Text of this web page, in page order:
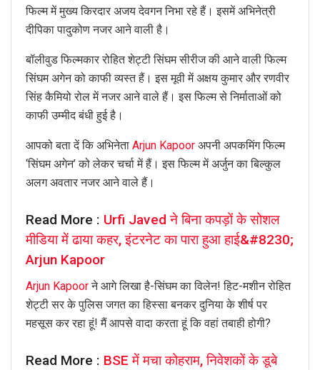
फिल्म में मुख्य किरदार अजय देवगन निभा रहे हैं। इसमें अभिनेत्री
दीपिका पादुकोण नजर आने वाली है।
बॉलीवुड फिल्मकार रोहित शेट्टी सिंघम सीरीज की आने वाली फिल्म
सिंघम अगेन को काफी व्यस्त हैं। इस मूवी में अक्षय कुमार और रणवीर
सिंह कैमियो रोल में नजर आने वाले हैं। इस फिल्म से निर्माताओं को
काफी उम्मीद बंधी हुई है।
आपको बता दें कि अभिनेता Arjun Kapoor अपनी अपकमिंग फिल्म
‘सिंघम अगेन’ को लेकर चर्चा में हैं। इस फिल्म में अर्जुन का बिल्कुल
अलग अवतार नजर आने वाले हैं।
Read More : Urfi Javed ने बिना कपड़ों के सोशल
मीडिया में ढाया कहर, इंटरनेट का पारा हुआ हाई&#8230;
Arjun Kapoor
Arjun Kapoorने आगे लिखा है-सिंघम का विलेन! हिट-मशीन रोहित
शेट्टी सर के पुलिस जगत का हिस्सा बनकर दुनिया के शीर्ष पर
महसूस कर रहा हूं! मैं आपसे वादा करता हूं कि वहां तबाही होगी?
Read More : BSE में मचा कोहराम, निवेशकों के डूबे